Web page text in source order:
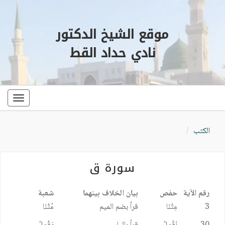
موقع الشيخ الدكتور
نادي حداد القط
الكتب
سورة ق
رقم الآية حفص بيان الخلاف بينهما
شعبة
3
مِتْنَا
قرأ بضم الميم
مُتْنَا